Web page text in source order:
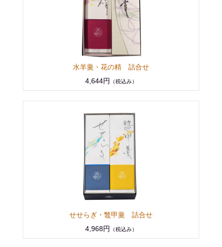
水羊羹・花の精 詰合せ
4,644円
（税込み）
せせらぎ・鼈甲羹 詰合せ
4,968円
（税込み）